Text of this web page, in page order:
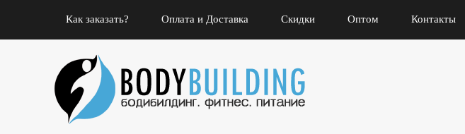
Как заказать? Оплата и Доставка Скидки Оптом Контакты